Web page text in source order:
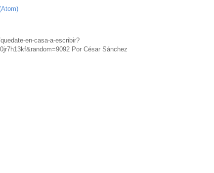
en-casa-a-escribir?
Por César Sánchez